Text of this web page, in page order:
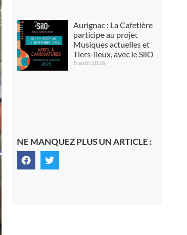
Aurignac : La Cafetière
participe au projet
Musiques actuelles et
Tiers-lieux, avec le SilO
8 août 2026
NE MANQUEZ PLUS UN ARTICLE :